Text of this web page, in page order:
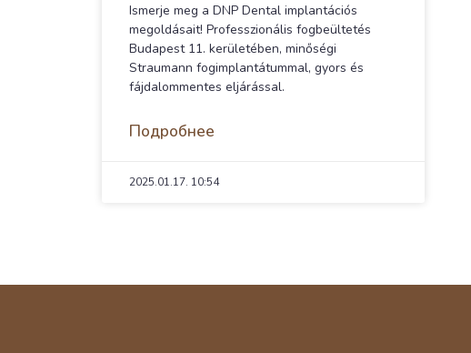
Ismerje meg a DNP Dental implantációs
megoldásait! Professzionális fogbeültetés
Budapest 11. kerületében, minőségi
Straumann fogimplantátummal, gyors és
fájdalommentes eljárással.
Подробнее
2025.01.17. 10:54